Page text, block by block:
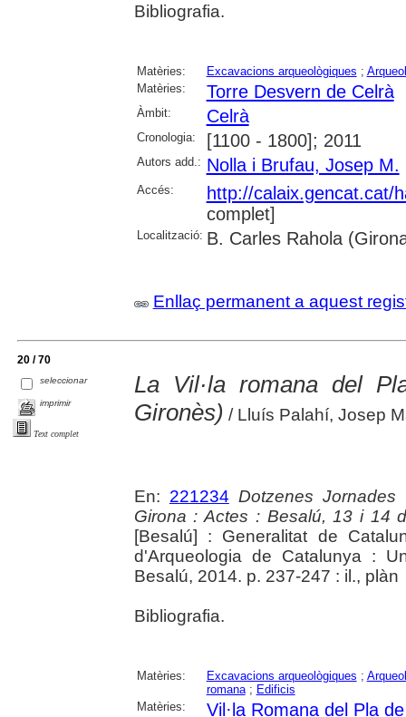
Bibliografia.
Matèries: Excavacions arqueològiques ;
Matèries:
Torre Desvern de Celrà
Àmbit: Celrà
Cronologia: [1100 - 1800]; 2011
Autors add.: Nolla i Brufau, Josep M.
Accés:
http://calaix.gencat.cat/
complet]
Localització: B. Carles Rahola
Enllaç permanent a aquest
20 / 70
seleccionar
imprimir
Text complet
La Vil·la romana del
Gironès) / Lluís Palahí, Josep
En: 221234 Dotzenes
Girona : Actes : Besalú, 13 i 14
[Besalú] : Generalitat de
d'Arqueologia de Catalunya :
Besalú, 2014. p. 237-247 : il., plàn
Bibliografia.
Matèries: Excavacions arqueològiques ;
romana; Edificis
Matèries:
Vil·la Romana del Pla